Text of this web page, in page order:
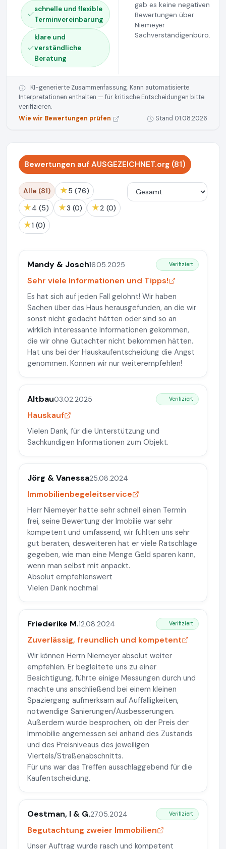
schnelle und flexible
Terminvereinbarung
klare und
verständliche
Beratung
gab es keine negativen
Bewertungen über
Niemeyer
Sachverständigenbüro.
KI-generierte Zusammenfassung. Kann automatisierte
Interpretationen enthalten — für kritische Entscheidungen bitte
verifizieren.
Wie wir Bewertungen prüfen
Stand 01.08.2026
Bewertungen auf AUSGEZEICHNET.org (81)
Alle (81) ★ 5 (76)
★ 4 (5) ★ 3 (0) ★ 2 (0)
★ 1 (0)
Mandy & Josch16.05.2025 Verifiziert
Sehr viele Informationen und Tipps!
Es hat sich auf jeden Fall gelohnt! Wir haben
Sachen über das Haus herausgefunden, an die wir
sonst nicht gedacht hätten oder sind so an
wirklich interessante Informationen gekommen,
die wir ohne Gutachter nicht bekommen hätten.
Hat uns bei der Hauskaufentscheidung die Angst
genommen. Können wir nur weiterempfehlen!
Altbau03.02.2025 Verifiziert
Hauskauf
Vielen Dank, für die Unterstützung und
Sachkundigen Informationen zum Objekt.
Jörg & Vanessa25.08.2024
Immobilienbegeleitservice
Herr Niemeyer hatte sehr schnell einen Termin
frei, seine Bewertung der Imobilie war sehr
kompetent und umfassend, wir fühlten uns sehr
gut beraten, desweiteren hat er viele Ratschläge
gegeben, wie man eine Menge Geld sparen kann,
wenn man selbst mit anpackt.
Absolut empfehlenswert
Vielen Dank nochmal
Friederike M.12.08.2024 Verifiziert
Zuverlässig, freundlich und kompetent
Wir können Herrn Niemeyer absolut weiter
empfehlen. Er begleitete uns zu einer
Besichtigung, führte einige Messungen durch und
machte uns anschließend bei einem kleinen
Spaziergang aufmerksam auf Auffälligkeiten,
notwendige Sanierungen/Ausbesserungen.
Außerdem wurde besprochen, ob der Preis der
Immobilie angemessen sei anhand des Zustands
und des Preisniveaus des jeweiligen
Viertels/Straßenabschnitts.
Für uns war das Treffen ausschlaggebend für die
Kaufentscheidung.
Oestman, I & G.27.05.2024 Verifiziert
Begutachtung zweier Immobilien
Unser Auftrag wurde rasch und kompetent